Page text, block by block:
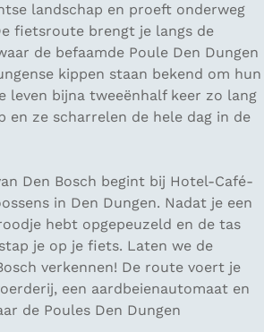
landschap en proeft onderweg
fietsroute brengt je langs de
de befaamde Poule Den Dungen
kippen staan bekend om hun
leven bijna tweeënhalf keer zo lang
en ze scharrelen de hele dag in de
Den Bosch begint bij Hotel-Café-
in Den Dungen. Nadat je een
hebt opgepeuzeld en de tas
je op je fiets. Laten we de
verkennen! De route voert je
een aardbeienautomaat en
de Poules Den Dungen